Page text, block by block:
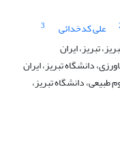
علی کدخدائی
3
تبریز، ایران
دانشگاه تبریز، ایران
دانشگاه تبریز،